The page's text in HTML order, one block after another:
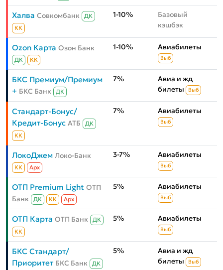
Халва Совкомбанк
ДК
КК
1-10%
Базовый
кэшбэк
Ozon Карта Озон Банк
ДК КК
1-10% Авиабилеты
Выб
БКС Премиум/Премиум
+ БКС Банк ДК
7%
Авиа и жд
билеты
Выб
Стандарт-Бонус/
Кредит-Бонус АТБ
ДК
КК
7% Авиабилеты
Выб
ЛокоДжем Локо-Банк
КК Aрх
3-7% Авиабилеты
Выб
ОТП Premium Light ОТП
Банк
ДК КК Aрх
5% Авиабилеты
Выб
ОТП Карта ОТП Банк
ДК
КК
5% Авиабилеты
Выб
БКС Стандарт/
Приоритет БКС Банк ДК
5%
Авиа и жд
билеты
Выб